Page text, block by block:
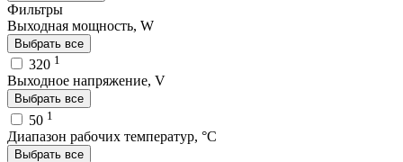
Фильтры
Выходная мощность, W
Выбрать все
320 1
Выходное напряжение, V
Выбрать все
50 1
Диапазон рабочих температур, °C
Выбрать все